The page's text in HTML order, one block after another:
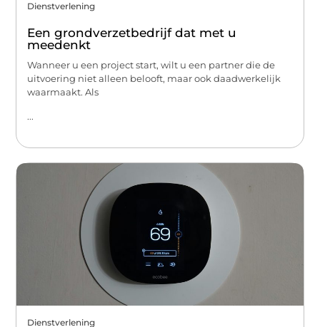
Dienstverlening
Een grondverzetbedrijf dat met u
meedenkt
Wanneer u een project start, wilt u een partner die de
uitvoering niet alleen belooft, maar ook daadwerkelijk
waarmaakt. Als
...
Dienstverlening